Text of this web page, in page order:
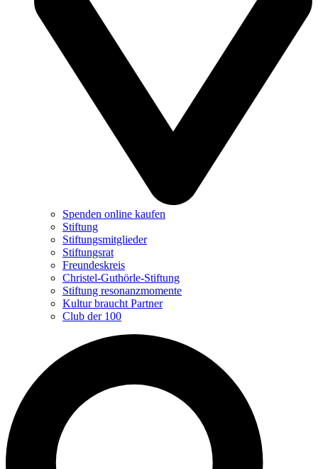
Spenden online kaufen
Stiftung
Stiftungsmitglieder
Stiftungsrat
Freundeskreis
Christel-Guthörle-Stiftung
Stiftung resonanzmomente
Kultur braucht Partner
Club der 100